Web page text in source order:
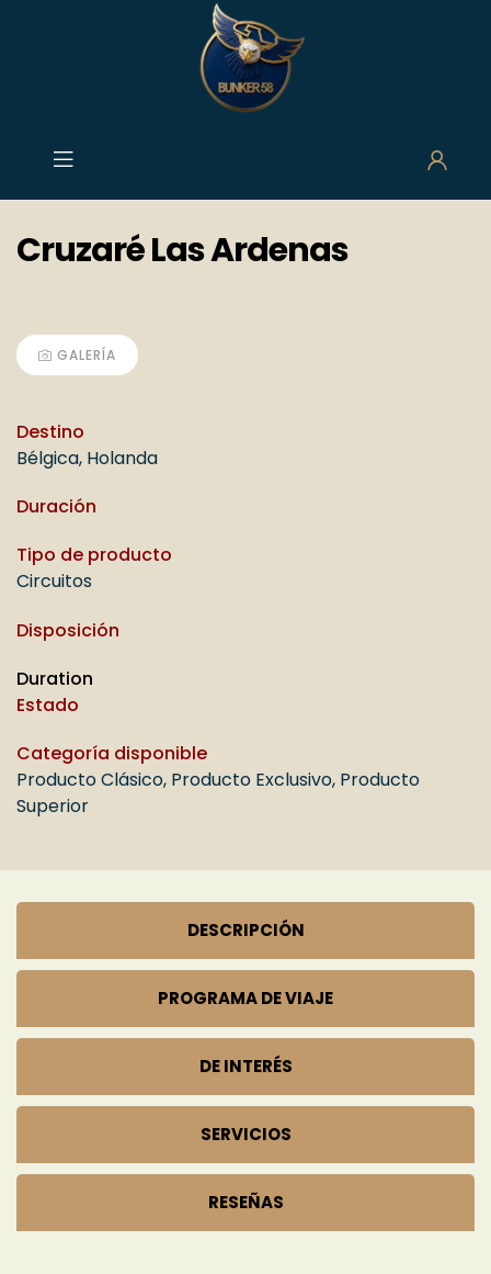
Cruzaré Las Ardenas
GALERÍA
Destino
Bélgica, Holanda
Duración
Tipo de producto
Circuitos
Disposición
Duration
Estado
Categoría disponible
Producto Clásico, Producto Exclusivo, Producto
Superior
DESCRIPCIÓN
PROGRAMA DE VIAJE
DE INTERÉS
SERVICIOS
RESEÑAS